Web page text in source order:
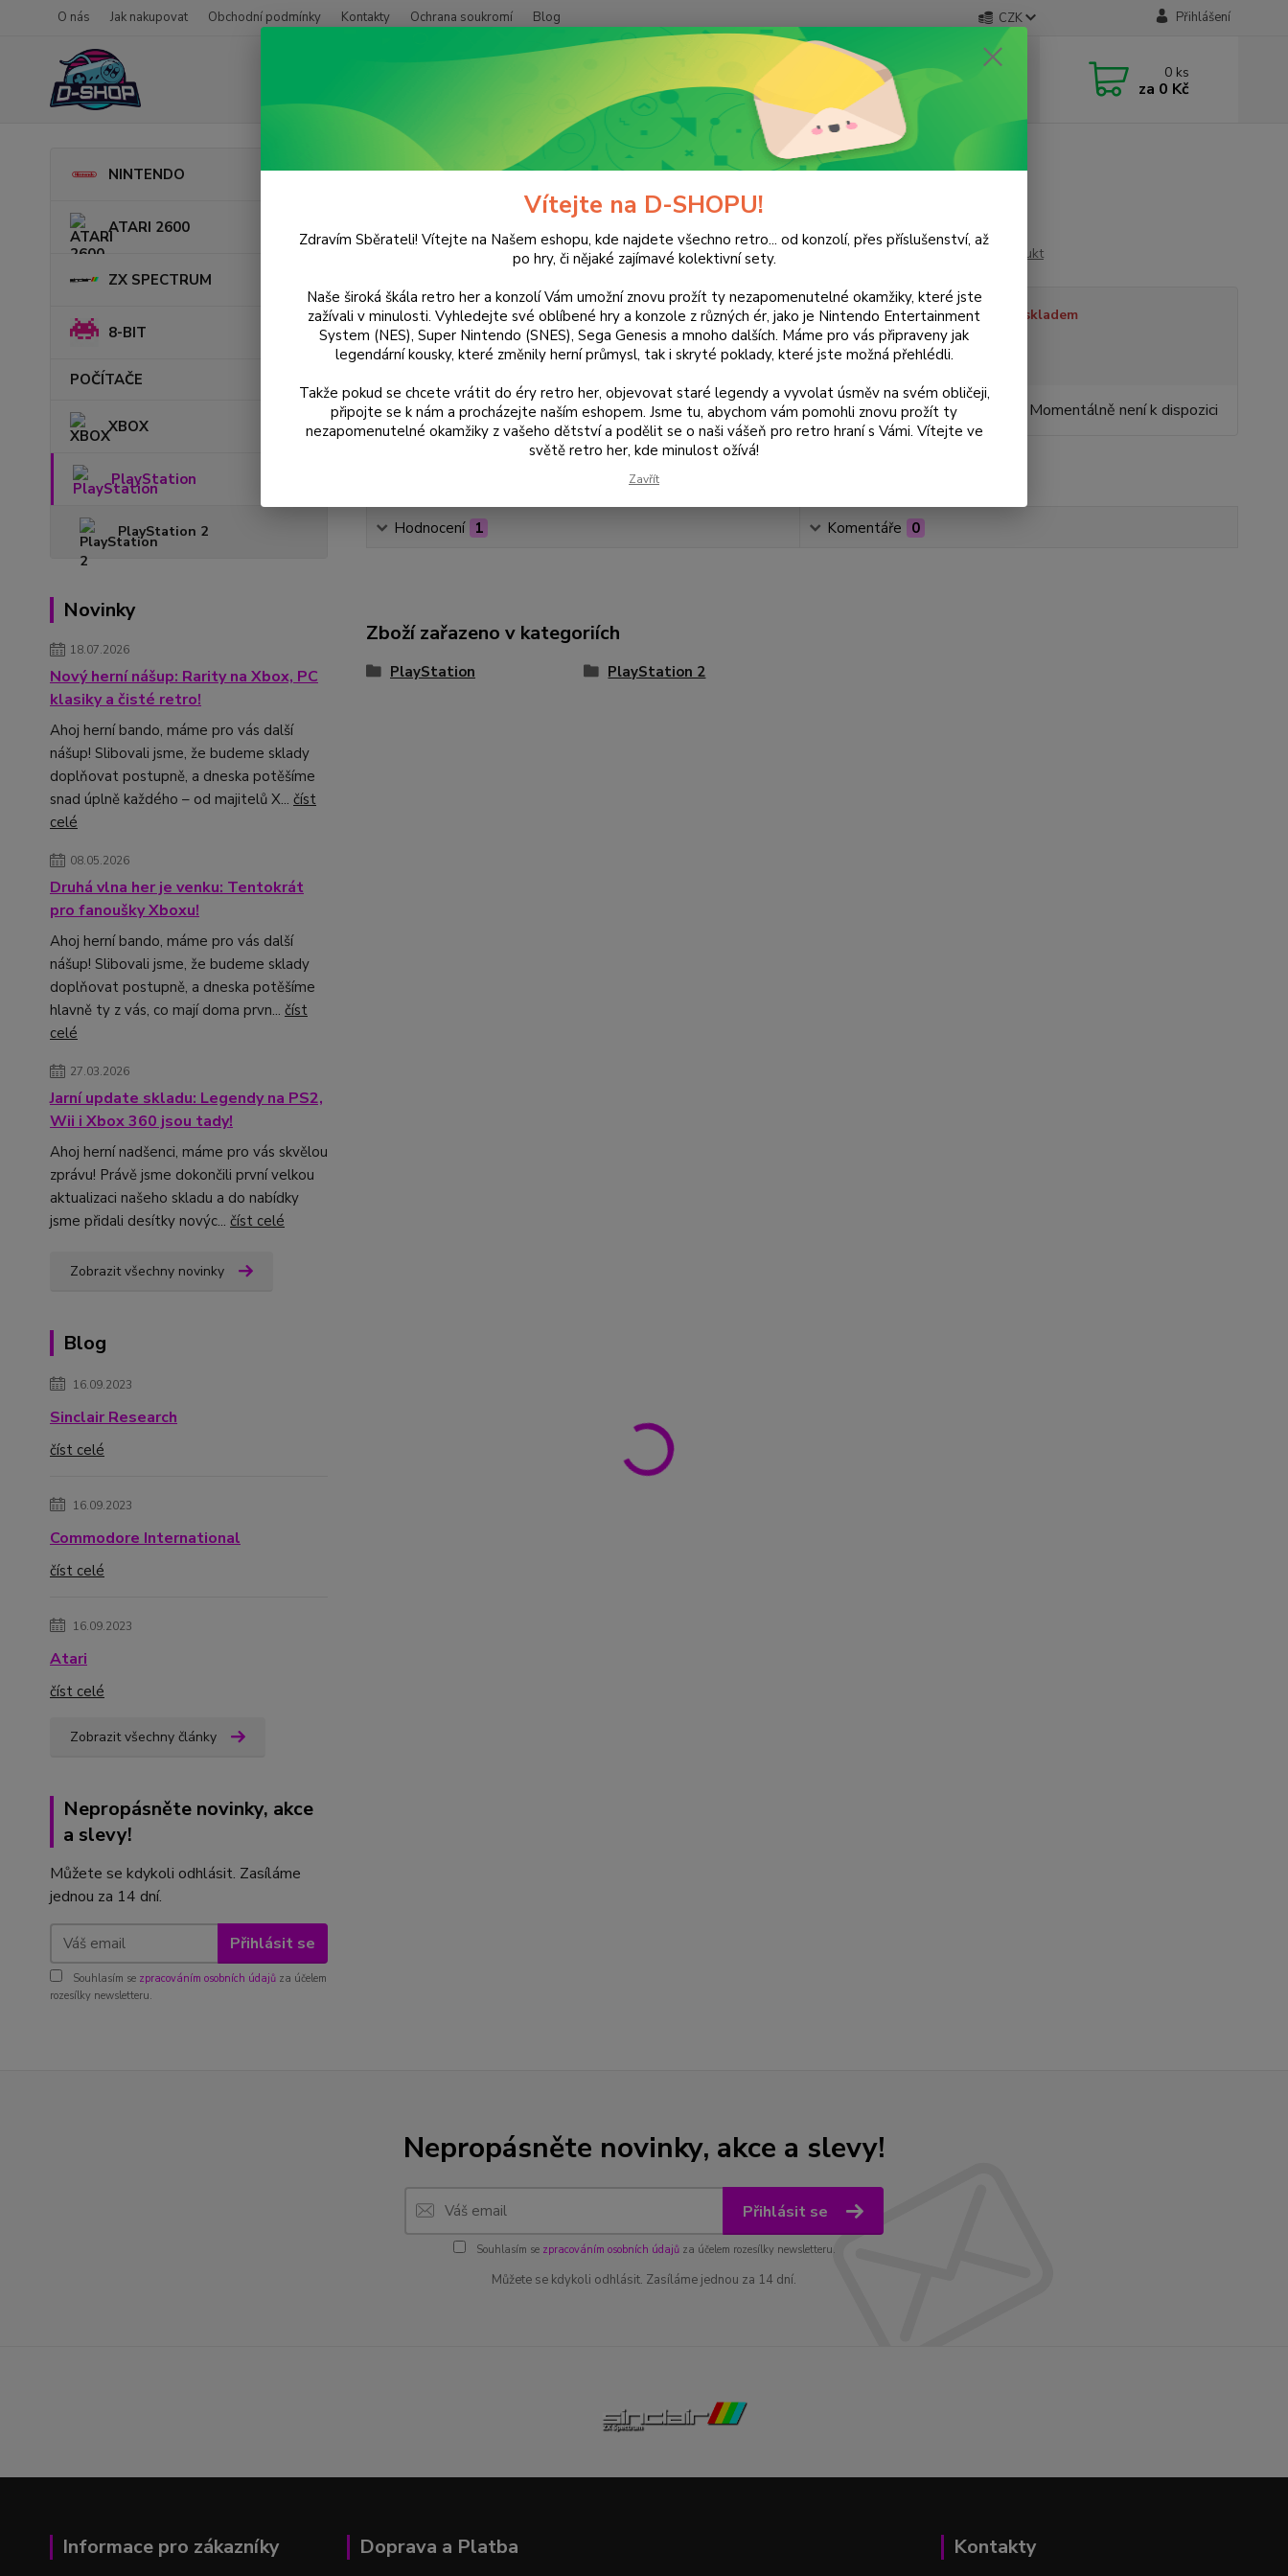
O nás Jak nakupovat Obchodní podmínky Kontakty Ochrana soukromí Blog CZK Přihlášení
Nevíte si rady? Zavolejte.
+420 733 751 266
(Po-Pá, 15:00-20:00 hod.)
0 ks
za 0 Kč
NINTENDO
ATARI 2600
ZX SPECTRUM
8-BIT
POČÍTAČE
XBOX
PlayStation
PlayStation 2
Novinky
18.07.2026
Nový herní nášup: Rarity na Xbox, PC
klasiky a čisté retro!
Ahoj herní bando, máme pro vás další
nášup! Slibovali jsme, že budeme sklady
doplňovat postupně, a dneska potěšíme
snad úplně každého – od majitelů X... číst
celé
08.05.2026
Druhá vlna her je venku: Tentokrát
pro fanoušky Xboxu!
Ahoj herní bando, máme pro vás další
nášup! Slibovali jsme, že budeme sklady
doplňovat postupně, a dneska potěšíme
hlavně ty z vás, co mají doma prvn... číst
celé
27.03.2026
Jarní update skladu: Legendy na PS2,
Wii i Xbox 360 jsou tady!
Ahoj herní nadšenci, máme pro vás skvělou
zprávu! Právě jsme dokončili první velkou
aktualizaci našeho skladu a do nabídky
jsme přidali desítky novýc... číst celé
Zobrazit všechny novinky
Blog
16.09.2023
Sinclair Research
číst celé
16.09.2023
Commodore International
číst celé
16.09.2023
Atari
číst celé
Zobrazit všechny články
Nepropásněte novinky, akce
a slevy!
Můžete se kdykoli odhlásit. Zasíláme
jednou za 14 dní.
Přihlásit se
Souhlasím se zpracováním osobních údajů za účelem
rozesílky newsletteru.
PlayStation The Getaway: Black Monday
The Getaway: Black Monday
Ohodnotit produkt
Dostupnost Není skladem
Nejsme plátci DPH
240 Kč /ks Momentálně není k dispozici
Hodnocení 1 Komentáře 0
Zboží zařazeno v kategoriích
PlayStation PlayStation 2
Nepropásněte novinky, akce a slevy!
Přihlásit se
Souhlasím se zpracováním osobních údajůza účelem rozesílky newsletteru.
Můžete se kdykoli odhlásit. Zasíláme jednou za 14 dní.
Informace pro zákazníky Doprava a Platba Kontakty
Vítejte na D-SHOPU!
Zdravím Sběrateli! Vítejte na Našem eshopu, kde najdete všechno retro... od konzolí, přes příslušenství, až
po hry, či nějaké zajímavé kolektivní sety.
Naše široká škála retro her a konzolí Vám umožní znovu prožít ty nezapomenutelné okamžiky, které jste
zažívali v minulosti. Vyhledejte své oblíbené hry a konzole z různých ér, jako je Nintendo Entertainment
System (NES), Super Nintendo (SNES), Sega Genesis a mnoho dalších. Máme pro vás připraveny jak
legendární kousky, které změnily herní průmysl, tak i skryté poklady, které jste možná přehlédli.
Takže pokud se chcete vrátit do éry retro her, objevovat staré legendy a vyvolat úsměv na svém obličeji,
připojte se k nám a procházejte naším eshopem. Jsme tu, abychom vám pomohli znovu prožít ty
nezapomenutelné okamžiky z vašeho dětství a podělit se o naši vášeň pro retro hraní s Vámi. Vítejte ve
světě retro her, kde minulost ožívá!
Zavřít